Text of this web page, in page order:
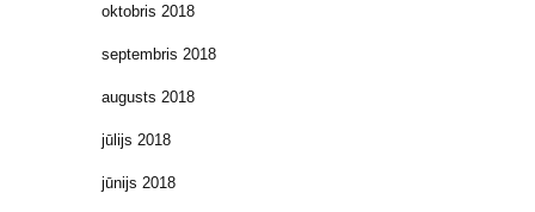
oktobris 2018
septembris 2018
augusts 2018
jūlijs 2018
jūnijs 2018